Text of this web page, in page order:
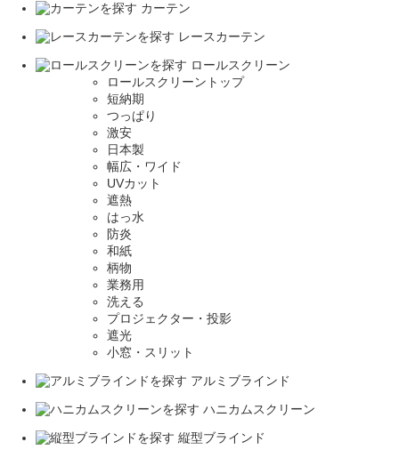
カーテン
レースカーテン
ロールスクリーン
ロールスクリーントップ
短納期
つっぱり
激安
日本製
幅広・ワイド
UVカット
遮熱
はっ水
防炎
和紙
柄物
業務用
洗える
プロジェクター・投影
遮光
小窓・スリット
アルミブラインド
ハニカムスクリーン
縦型ブラインド